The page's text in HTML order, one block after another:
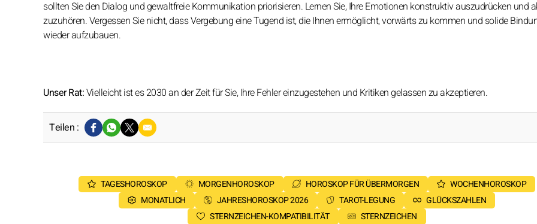
sollten Sie den Dialog und gewaltfreie Kommunikation priorisieren. Lernen Sie, Ihre Emotionen konstruktiv auszudrücken und
zuzuhören. Vergessen Sie nicht, dass Vergebung eine Tugend ist, die Ihnen ermöglicht, vorwärts zu kommen und solide
wieder aufzubauen.
Unser Rat:Vielleicht ist es 2030 an der Zeit für Sie, Ihre Fehler einzugestehen und Kritiken gelassen zu akzeptieren.
Teilen :
TAGESHOROSKOP MORGENHOROSKOP HOROSKOP FÜR ÜBERMORGEN
WOCHENHOROSKOP
MONATLICH
JAHRESHOROSKOP 2026 TAROT-LEGUNG
GLÜCKSZAHLEN
STERNZEICHEN-KOMPATIBILITÄT
STERNZEICHEN